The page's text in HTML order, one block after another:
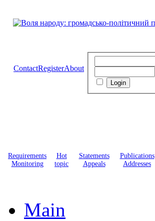
ContactRegisterAbout
Requirements
Monitoring
Hot
topic
Statements
Appeals
Publications
Addresses
Main